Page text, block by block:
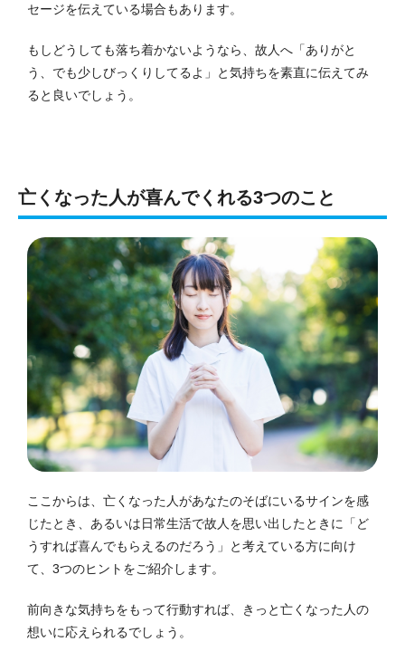
セージを伝えている場合もあります。
もしどうしても落ち着かないようなら、故人へ「ありがと
う、でも少しびっくりしてるよ」と気持ちを素直に伝えてみ
ると良いでしょう。
亡くなった人が喜んでくれる3つのこと
ここからは、亡くなった人があなたのそばにいるサインを感
じたとき、あるいは日常生活で故人を思い出したときに「ど
うすれば喜んでもらえるのだろう」と考えている方に向け
て、3つのヒントをご紹介します。
前向きな気持ちをもって行動すれば、きっと亡くなった人の
想いに応えられるでしょう。